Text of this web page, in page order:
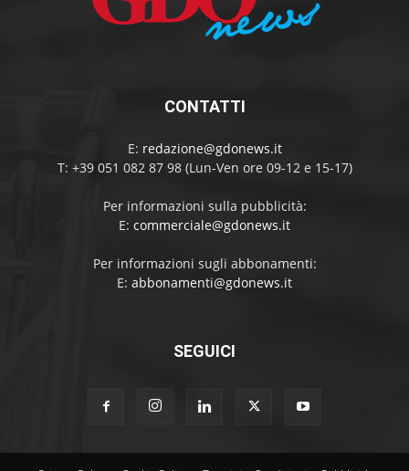
CONTATTI
E: redazione@gdonews.it
T: +39 051 082 87 98 (Lun-Ven ore 09-12 e 15-17)
Per informazioni sulla pubblicità:
E: commerciale@gdonews.it
Per informazioni sugli abbonamenti:
E: abbonamenti@gdonews.it
SEGUICI